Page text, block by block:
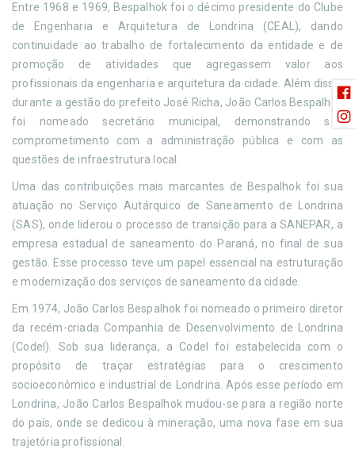
Entre 1968 e 1969, Bespalhok foi o décimo presidente do Clube
de Engenharia e Arquitetura de Londrina (CEAL), dando
continuidade ao trabalho de fortalecimento da entidade e de
promoção de atividades que agregassem valor aos
profissionais da engenharia e arquitetura da cidade. Além disso,
durante a gestão do prefeito José Richa, João Carlos Bespalhok
foi nomeado secretário municipal, demonstrando seu
comprometimento com a administração pública e com as
questões de infraestrutura local.
Uma das contribuições mais marcantes de Bespalhok foi sua
atuação no Serviço Autárquico de Saneamento de Londrina
(SAS), onde liderou o processo de transição para a SANEPAR, a
empresa estadual de saneamento do Paraná, no final de sua
gestão. Esse processo teve um papel essencial na estruturação
e modernização dos serviços de saneamento da cidade.
Em 1974, João Carlos Bespalhok foi nomeado o primeiro diretor
da recém-criada Companhia de Desenvolvimento de Londrina
(Codel). Sob sua liderança, a Codel foi estabelecida com o
propósito de traçar estratégias para o crescimento
socioeconômico e industrial de Londrina. Após esse período em
Londrina, João Carlos Bespalhok mudou-se para a região norte
do país, onde se dedicou à mineração, uma nova fase em sua
trajetória profissional.